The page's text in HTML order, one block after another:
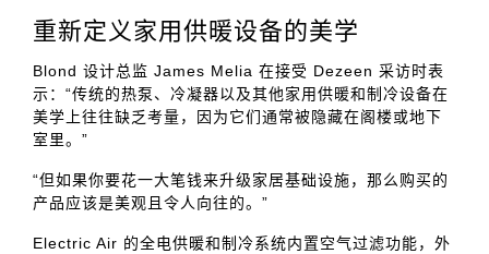
重新定义家用供暖设备的美学
Blond 设计总监 James Melia 在接受 Dezeen 采访时表
示：“传统的热泵、冷凝器以及其他家用供暖和制冷设备在
美学上往往缺乏考量，因为它们通常被隐藏在阁楼或地下
室里。”
“但如果你要花一大笔钱来升级家居基础设施，那么购买的
产品应该是美观且令人向往的。”
Electric Air 的全电供暖和制冷系统内置空气过滤功能，外